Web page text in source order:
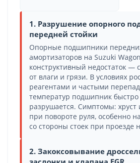
1. Разрушение опорного
передней стойки
Опорные подшипники
амортизаторов на Suzuki
конструктивный недостаток —
от влаги и грязи. В условиях
реагентами и частыми
температур подшипник быстро
разрушается. Симптомы:
при повороте руля, особенно
со стороны стоек при проезде
2. Закоксовывание